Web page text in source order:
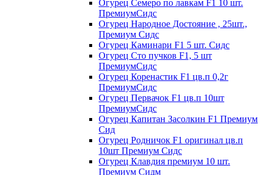
Огурец Семеро по лавкам F1 10 шт.
ПремиумСидс
Огурец Народное Достояние , 25шт.,
Премиум Сидс
Огурец Каминари F1 5 шт. Сидс
Огурец Сто пучков F1, 5 шт
ПремиумСидс
Огурец Коренастик F1 цв.п 0,2г
ПремиумСидс
Огурец Первачок F1 цв.п 10шт
ПремиумСидс
Огурец Капитан Засолкин F1 Премиум
Сид
Огурец Родничок F1 оригинал цв.п
10шт Премиум Сидс
Огурец Клавдия премиум 10 шт.
Премиум Сидм